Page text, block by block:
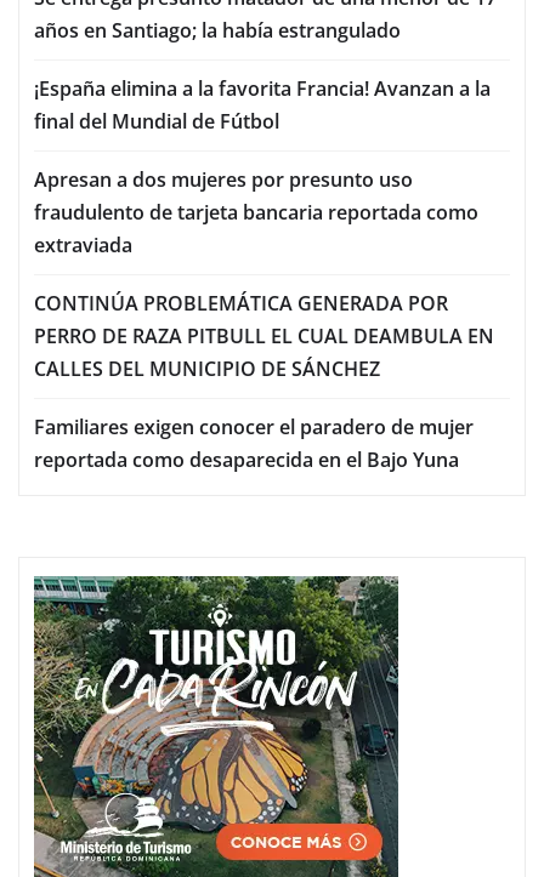
años en Santiago; la había estrangulado
¡España elimina a la favorita Francia! Avanzan a la
final del Mundial de Fútbol
Apresan a dos mujeres por presunto uso
fraudulento de tarjeta bancaria reportada como
extraviada
CONTINÚA PROBLEMÁTICA GENERADA POR
PERRO DE RAZA PITBULL EL CUAL DEAMBULA EN
CALLES DEL MUNICIPIO DE SÁNCHEZ
Familiares exigen conocer el paradero de mujer
reportada como desaparecida en el Bajo Yuna